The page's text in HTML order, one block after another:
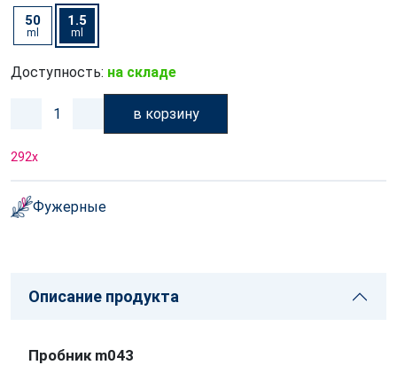
50
ml
1.5
ml
Доступность: на складе
в корзину
292x
Фужерные
Описание продукта
Пробник m043